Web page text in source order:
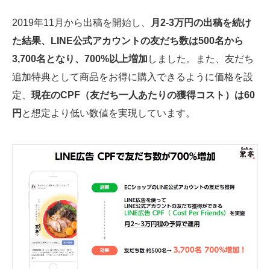
2019年11月から出稿を開始し、
月2-3万円の出稿を続け
た結果、LINE公式アカウントの友だち数は500名から
3,700名となり、700%以上増加 しました。また、友だち
追加特典として商品をお得に購入できるように価格を設
定、 現在のCPF（友だち一人あたりの獲得コスト）は60
円 と想定より低い数値を実現しています。